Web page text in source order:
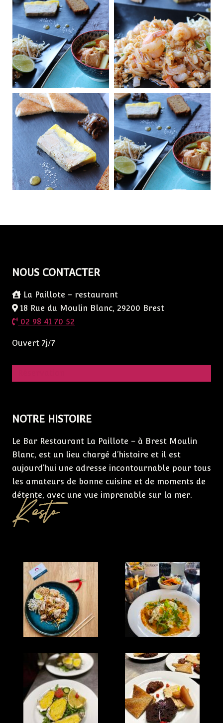
NOUS CONTACTER
La Paillote – restaurant
18 Rue du Moulin Blanc, 29200 Brest
02 98 41 70 52
Ouvert 7j/7
NOTRE HISTOIRE
Le Bar Restaurant La Paillote – à Brest Moulin
Blanc, est un lieu chargé d’histoire et il est
aujourd’hui une adresse incontournable pour tous
les amateurs de bonne cuisine et de moments de
détente, avec une vue imprenable sur la mer.